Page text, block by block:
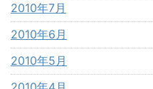
2010年7月
2010年6月
2010年5月